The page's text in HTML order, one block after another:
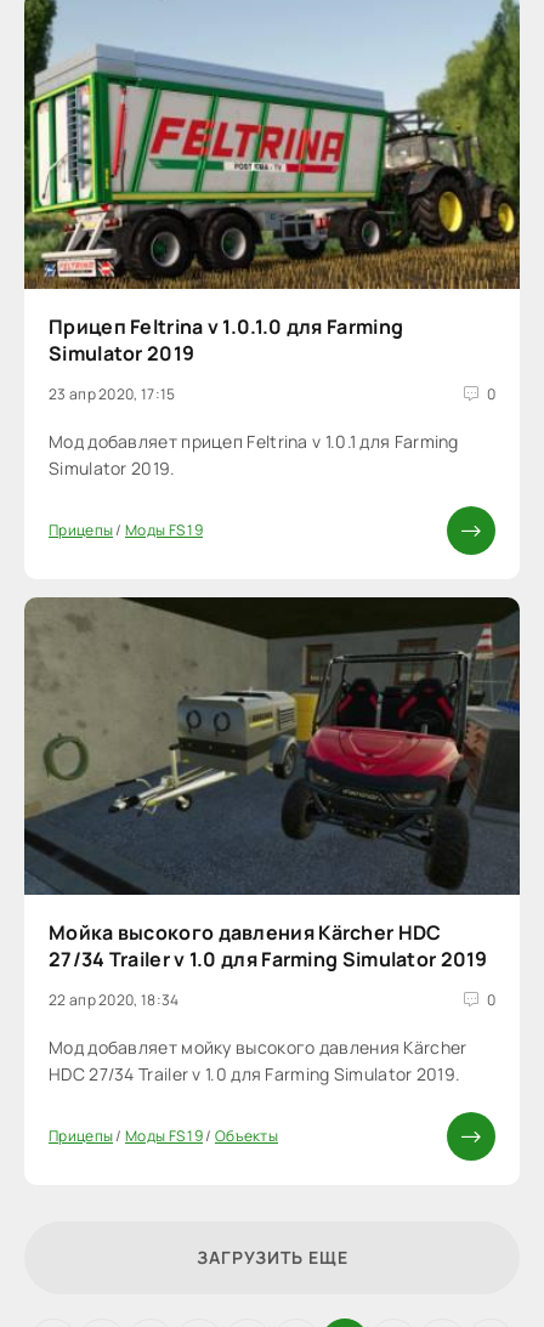
Прицеп Feltrina v 1.0.1.0 для Farming
Simulator 2019
23 апр 2020, 17:15 0
Мод добавляет прицеп Feltrina v 1.0.1 для Farming
Simulator 2019.
Прицепы/Моды FS 19
Мойка высокого давления Kärcher HDC
27/34 Trailer v 1.0 для Farming Simulator 2019
22 апр 2020, 18:34 0
Мод добавляет мойку высокого давления Kärcher
HDC 27/34 Trailer v 1.0 для Farming Simulator 2019.
Прицепы/Моды FS 19/ Объекты
ЗАГРУЗИТЬ ЕЩЕ